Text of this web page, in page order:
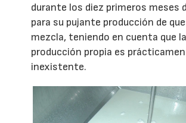
durante los diez primeros meses
para su pujante producción de
mezcla, teniendo en cuenta que la
producción propia es
inexistente.